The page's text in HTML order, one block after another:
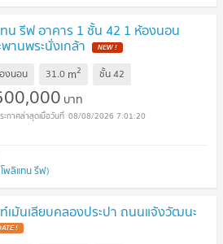
ทน รีฟ อาคาร 1 ชั้น 42 1 ห้องนอน
านพระนั่งเกล้า
งนอน 31.0 m2 ชั้น42
บาท
08/08/2026 7:01:20
พลิแทน รีฟ)
เม้นเลียบคลองประปา ถนนแจ้งวัฒนะ